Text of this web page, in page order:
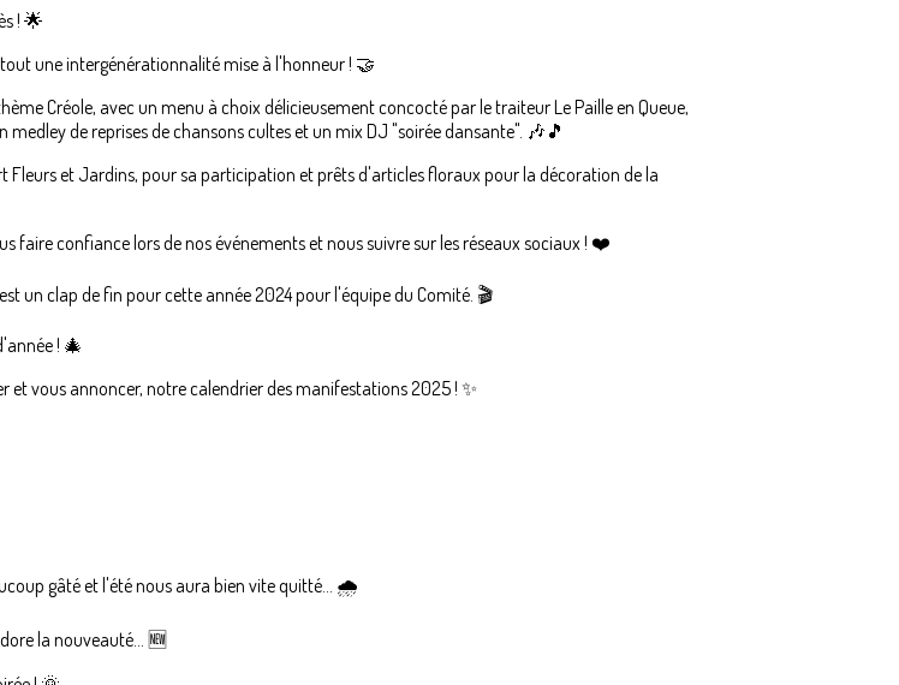
! 🌟
une intergénérationnalité mise à l'honneur ! 🤝
Créole, avec un menu à choix délicieusement concocté par le traiteur Le Paille en Queue,
de reprises de chansons cultes et un mix DJ "soirée dansante". 🎶🎵
et Jardins, pour sa participation et prêts d'articles floraux pour la décoration de la
faire confiance lors de nos événements et nous suivre sur les réseaux sociaux ! ❤️
un clap de fin pour cette année 2024 pour l'équipe du Comité. 🎬
! 🎄
et vous annoncer, notre calendrier des manifestations 2025 ! ✨️
gâté et l'été nous aura bien vite quitté... 🌧
la nouveauté... 🆕️